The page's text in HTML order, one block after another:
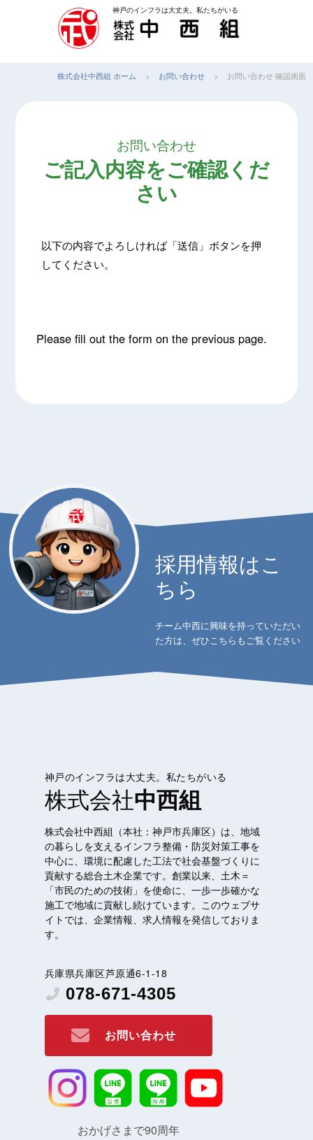
神戸のインフラは大丈夫。私たちがいる
株式会社中西組 ホーム > お問い合わせ > お問い合わせ 確認画面
お問い合わせ
ご記入内容をご確認くだ
さい
以下の内容でよろしければ「送信」ボタンを押
してください。
Please fill out the form on the previous page.
採用情報はこ
ちら
チーム中西に興味を持っていただい
た方は、ぜひこちらもご覧ください
神戸のインフラは大丈夫。私たちがいる
株式会社中西組
株式会社中西組（本社：神戸市兵庫区）は、地域
の暮らしを支えるインフラ整備・防災対策工事を
中心に、環境に配慮した工法で社会基盤づくりに
貢献する総合土木企業です。創業以来、土木＝
「市民のための技術」を使命に、一歩一歩確かな
施工で地域に貢献し続けています。このウェブサ
イトでは、企業情報、求人情報を発信しておりま
す。
兵庫県兵庫区芦原通6-1-18
078-671-4305
お問い合わせ
おかげさまで90周年